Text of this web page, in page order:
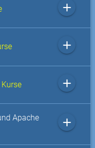
add
add
add
Apache
add